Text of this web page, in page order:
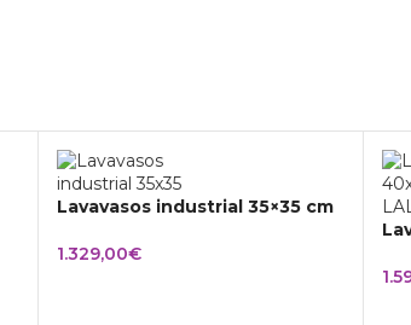
Lavavasos industrial 35×35 cm
1.329,00€